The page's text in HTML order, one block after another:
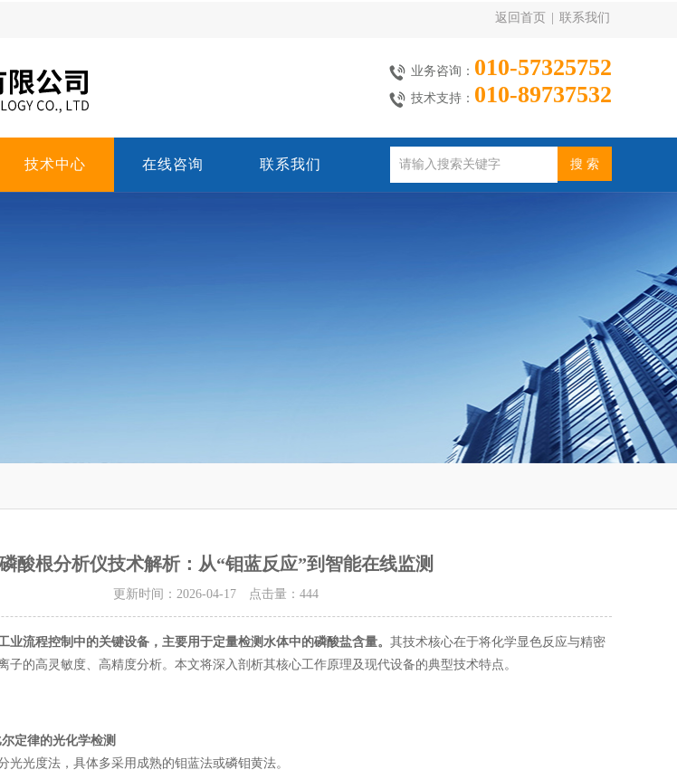
返回首页 联系我们
业务咨询： 010-57325752
技术支持： 010-89737532
技术中心 在线咨询 联系我们
磷酸根分析仪技术解析：从“钼蓝反应”到智能在线监测
更新时间：2026-04-17 点击量： 444
业流程控制中的关键设备，主要用于定量检测水体中的磷酸盐含量。 其技术核心在于将化学显色反应与精密
子的高灵敏度、高精度分析。本文将深入剖析其核心工作原理及现代设备的典型技术特点。
定律的光化学检测
光度法，具体多采用成熟的钼蓝法或磷钼黄法。